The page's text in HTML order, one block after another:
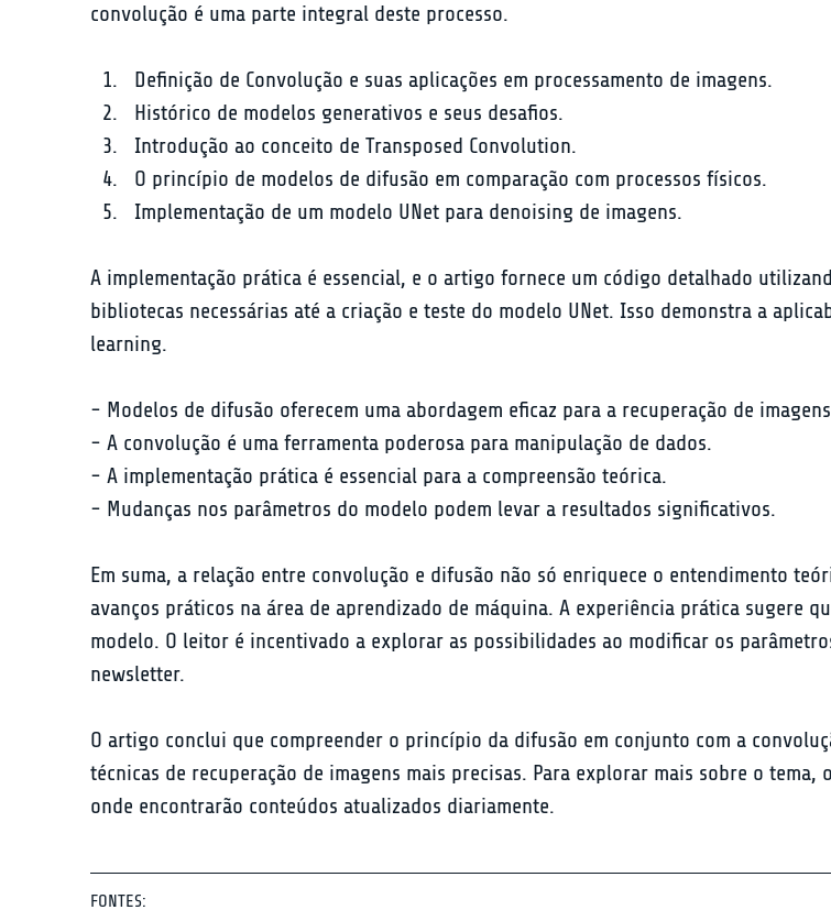
convolução é uma parte integral deste processo.
Definição de Convolução e suas aplicações em processamento de imagens.
Histórico de modelos generativos e seus desafios.
Introdução ao conceito de Transposed Convolution.
O princípio de modelos de difusão em comparação com processos físicos.
Implementação de um modelo UNet para denoising de imagens.
A implementação prática é essencial, e o artigo fornece um código detalhado
bibliotecas necessárias até a criação e teste do modelo UNet. Isso demonstra a
learning.
- Modelos de difusão oferecem uma abordagem eficaz para a recuperação de
- A convolução é uma ferramenta poderosa para manipulação de dados.
- A implementação prática é essencial para a compreensão teórica.
- Mudanças nos parâmetros do modelo podem levar a resultados significativos.
Em suma, a relação entre convolução e difusão não só enriquece o entendimento
avanços práticos na área de aprendizado de máquina. A experiência prática sugere
modelo. O leitor é incentivado a explorar as possibilidades ao modificar os
newsletter.
O artigo conclui que compreender o princípio da difusão em conjunto com a
técnicas de recuperação de imagens mais precisas. Para explorar mais sobre o
onde encontrarão conteúdos atualizados diariamente.
FONTES: